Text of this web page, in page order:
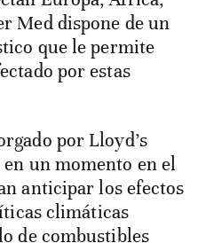
Med dispone de un
que le permite
por estas
por Lloyd’s
en un momento en el
anticipar los efectos
climáticas
de combustibles